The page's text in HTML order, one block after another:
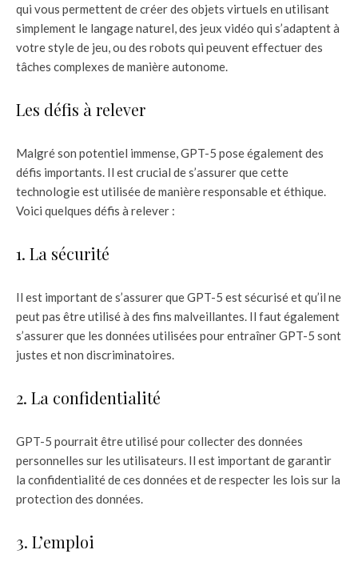
qui vous permettent de créer des objets virtuels en utilisant
simplement le langage naturel, des jeux vidéo qui s’adaptent à
votre style de jeu, ou des robots qui peuvent effectuer des
tâches complexes de manière autonome.
Les défis à relever
Malgré son potentiel immense, GPT-5 pose également des
défis importants. Il est crucial de s’assurer que cette
technologie est utilisée de manière responsable et éthique.
Voici quelques défis à relever :
1. La sécurité
Il est important de s’assurer que GPT-5 est sécurisé et qu’il ne
peut pas être utilisé à des fins malveillantes. Il faut également
s’assurer que les données utilisées pour entraîner GPT-5 sont
justes et non discriminatoires.
2. La confidentialité
GPT-5 pourrait être utilisé pour collecter des données
personnelles sur les utilisateurs. Il est important de garantir
la confidentialité de ces données et de respecter les lois sur la
protection des données.
3. L’emploi